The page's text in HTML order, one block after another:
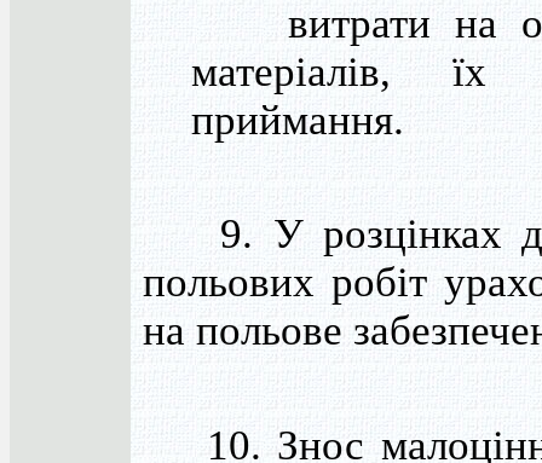
витрати на
матеріалів,
приймання.
9. У розцінках
польових робіт
на польове
10. Знос